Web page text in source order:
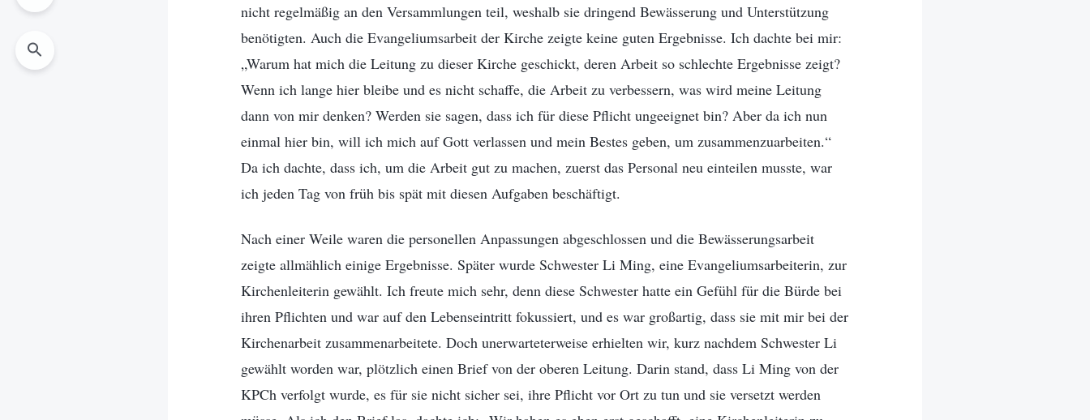
nicht regelmäßig an den Versammlungen teil, weshalb sie dringend Bewässerung und Unterstützung
benötigten. Auch die Evangeliumsarbeit der Kirche zeigte keine guten Ergebnisse. Ich dachte bei mir:
„Warum hat mich die Leitung zu dieser Kirche geschickt, deren Arbeit so schlechte Ergebnisse zeigt?
Wenn ich lange hier bleibe und es nicht schaffe, die Arbeit zu verbessern, was wird meine Leitung
dann von mir denken? Werden sie sagen, dass ich für diese Pflicht ungeeignet bin? Aber da ich nun
einmal hier bin, will ich mich auf Gott verlassen und mein Bestes geben, um zusammenzuarbeiten.“
Da ich dachte, dass ich, um die Arbeit gut zu machen, zuerst das Personal neu einteilen musste, war
ich jeden Tag von früh bis spät mit diesen Aufgaben beschäftigt.
Nach einer Weile waren die personellen Anpassungen abgeschlossen und die Bewässerungsarbeit
zeigte allmählich einige Ergebnisse. Später wurde Schwester Li Ming, eine Evangeliumsarbeiterin, zur
Kirchenleiterin gewählt. Ich freute mich sehr, denn diese Schwester hatte ein Gefühl für die Bürde bei
ihren Pflichten und war auf den Lebenseintritt fokussiert, und es war großartig, dass sie mit mir bei der
Kirchenarbeit zusammenarbeitete. Doch unerwarteterweise erhielten wir, kurz nachdem Schwester Li
gewählt worden war, plötzlich einen Brief von der oberen Leitung. Darin stand, dass Li Ming von der
KPCh verfolgt wurde, es für sie nicht sicher sei, ihre Pflicht vor Ort zu tun und sie versetzt werden